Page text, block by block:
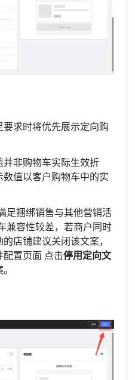
求时将优先展示定向购
非购物车实际生效折
值以客户购物车中的实
足捆绑销售与其他营销活
兼容性较差，若商户同时
店铺建议关闭该文案，
置页面 点击停用定向文